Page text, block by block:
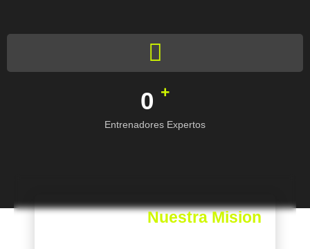
0 +
Entrenadores Expertos
Nuestra Mision